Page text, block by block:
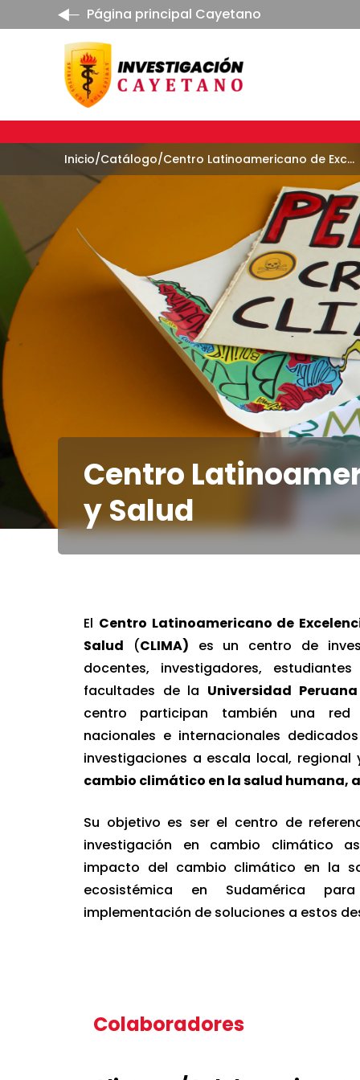
Página principal Cayetano
Inicio/Catálogo/ Centro Latinoamericano de Excelencia en Cambio Climático y Salud
Centro
y Salud
El Centro Latinoamericano de
Salud (CLIMA) es un centro de
docentes, investigadores,
facultades de la Universidad
centro participan también una red
nacionales e internacionales
investigaciones a escala local, regional
cambio climático en la salud humana,
Su objetivo es ser el centro de
investigación en cambio climático
impacto del cambio climático en la
ecosistémica en Sudamérica
implementación de soluciones a estos
Colaboradores
Johns Hopkins University
Lancet Countdown: Health and
Lancet Countdown: Tracking